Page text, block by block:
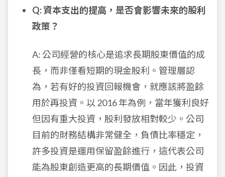
Q: 資本支出的提高，是否會影響未來的股利
政策？
A: 公司經營的核心是追求長期股東價值的成
長，而非僅看短期的現金股利。管理層認
為，若有好的投資回報機會，就應該將盈餘
用於再投資。以 2016 年為例，當年獲利良好
但因有重大投資，股利發放相對較少。公司
目前的財務結構非常健全，負債比率穩定，
許多投資是運用保留盈餘進行，這代表公司
能為股東創造更高的長期價值。因此，投資